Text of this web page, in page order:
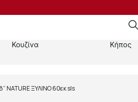
Κουζίνα Κήπος
NATURE ΞΥΛΙΝΟ 60εκ sls